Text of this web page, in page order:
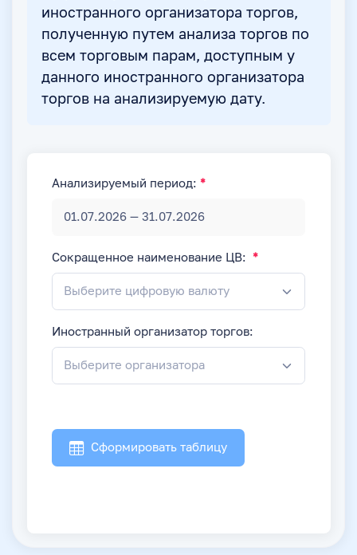
иностранного организатора торгов,
полученную путем анализа торгов по
всем торговым парам, доступным у
данного иностранного организатора
торгов на анализируемую дату.
Анализируемый период:
Сокращенное наименование ЦВ:
Выберите цифровую валюту
Иностранный организатор торгов:
Выберите организатора
Сформировать таблицу